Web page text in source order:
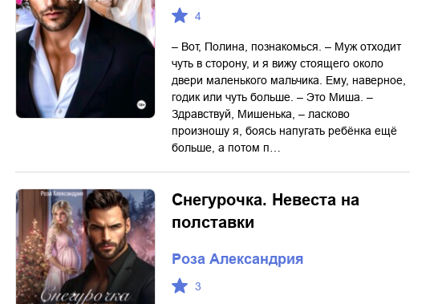
4
– Вот, Полина, познакомься. – Муж отходит
чуть в сторону, и я вижу стоящего около
двери маленького мальчика. Ему, наверное,
годик или чуть больше. – Это Миша. –
Здравствуй, Мишенька, – ласково
произношу я, боясь напугать ребёнка ещё
больше, а потом п…
Снегурочка. Невеста на
полставки
Роза Александрия
3